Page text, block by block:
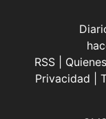
RSS|
Privacidad